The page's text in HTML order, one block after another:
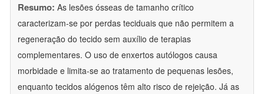
Resumo: As lesões ósseas de tamanho crítico
caracterizam-se por perdas teciduais que não permitem a
regeneração do tecido sem auxílio de terapias
complementares. O uso de enxertos autólogos causa
morbidade e limita-se ao tratamento de pequenas lesões,
enquanto tecidos alógenos têm alto risco de rejeição. Já as